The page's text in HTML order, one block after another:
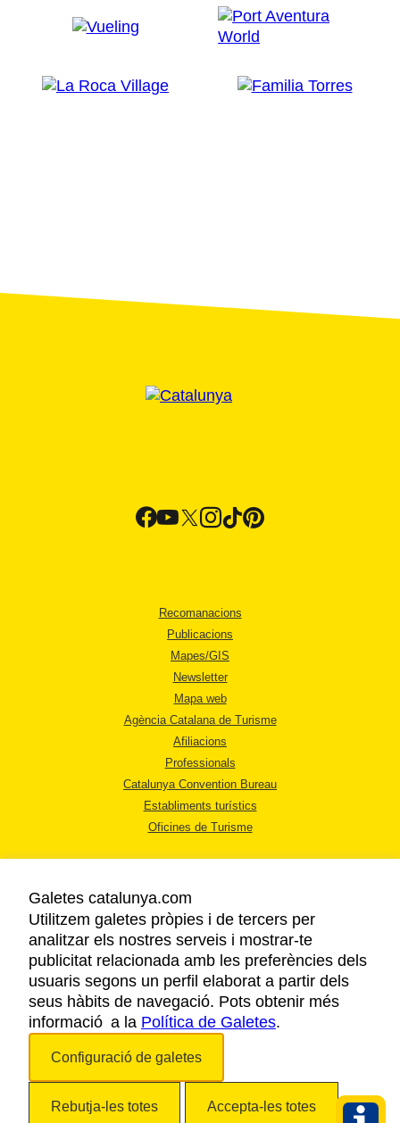
Recomanacions
Publicacions
Mapes/GIS
Newsletter
Mapa web
Agència Catalana de Turisme
Afiliacions
Professionals
Catalunya Convention Bureau
Establiments turístics
Oficines de Turisme
AVÍS LEGAL
POLÍTICA DE PRIVACITAT
COOKIES
ACCESSIBILITAT
Galetes catalunya.com
Utilitzem galetes pròpies i de tercers per
analitzar els nostres serveis i mostrar-te
publicitat relacionada amb les preferències dels
usuaris segons un perfil elaborat a partir dels
seus hàbits de navegació. Pots obtenir més
informació a la Política de Galetes.
Configuració de galetes
Rebutja-les totes Accepta-les totes